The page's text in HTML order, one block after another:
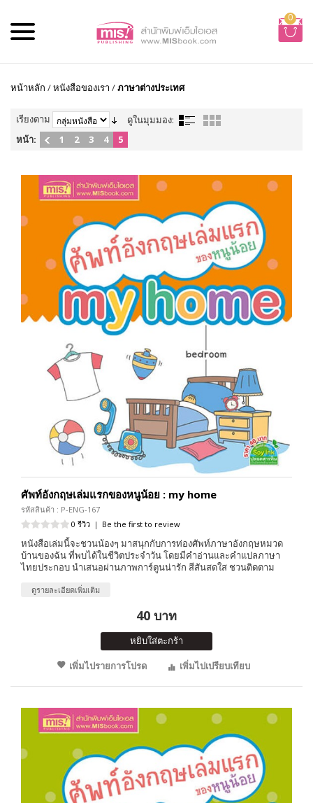
0
หน้าหลัก /หนังสือของเรา /ภาษาต่างประเทศ
เรียงตาม
ดูในมุมมอง:
หน้า:
1 2 3 4 5
ศัพท์อังกฤษเล่มแรกของหนูน้อย : my home
รหัสสินค้า : P-ENG-167
0 รีวิว | Be the first to review
หนังสือเล่มนี้จะชวนน้องๆ มาสนุกกับการท่องศัพท์ภาษาอังกฤษหมวด
บ้านของฉัน ที่พบได้ในชีวิตประจำวัน โดยมีคำอ่านและคำแปลภาษา
ไทยประกอบ นำเสนอผ่านภาพการ์ตูนน่ารัก สีสันสดใส ชวนติดตาม
ดูรายละเอียดเพิ่มเติม
40 บาท
หยิบใส่ตะกร้า
เพิ่มไปรายการโปรด
เพิ่มไปเปรียบเทียบ